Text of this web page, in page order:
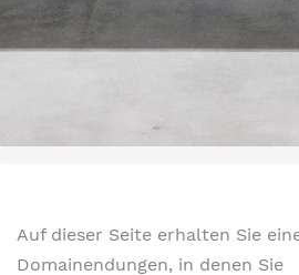
Auf dieser Seite erhalten Sie
Domainendungen, in denen Sie